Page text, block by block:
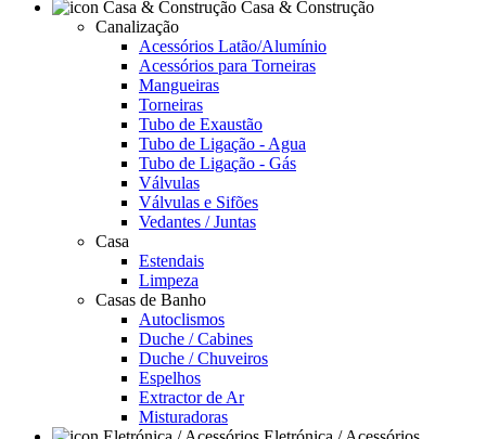
Casa & Construção
Canalização
Acessórios Latão/Alumínio
Acessórios para Torneiras
Mangueiras
Torneiras
Tubo de Exaustão
Tubo de Ligação - Agua
Tubo de Ligação - Gás
Válvulas
Válvulas e Sifões
Vedantes / Juntas
Casa
Estendais
Limpeza
Casas de Banho
Autoclismos
Duche / Cabines
Duche / Chuveiros
Espelhos
Extractor de Ar
Misturadoras